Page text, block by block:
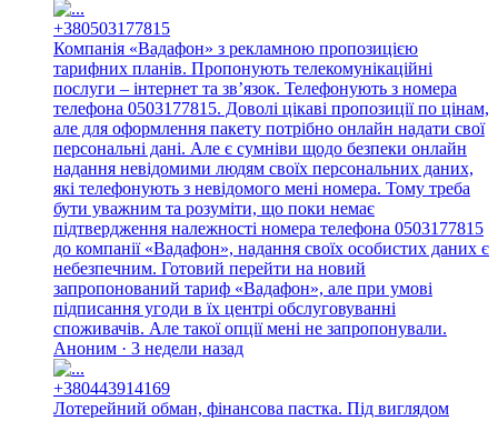
+380503177815
Компанія «Вадафон» з рекламною пропозицією
тарифних планів. Пропонують телекомунікаційні
послуги – інтернет та зв’язок. Телефонують з номера
телефона 0503177815. Доволі цікаві пропозиції по цінам,
але для оформлення пакету потрібно онлайн надати свої
персональні дані. Але є сумніви щодо безпеки онлайн
надання невідомими людям своїх персональних даних,
які телефонують з невідомого мені номера. Тому треба
бути уважним та розуміти, що поки немає
підтвердження належності номера телефона 0503177815
до компанії «Вадафон», надання своїх особистих даних є
небезпечним. Готовий перейти на новий
запропонований тариф «Вадафон», але при умові
підписання угоди в їх центрі обслуговуванні
споживачів. Але такої опції мені не запропонували.
Аноним · 3 недели назад
+380443914169
Лотерейний обман, фінансова пастка. Під виглядом